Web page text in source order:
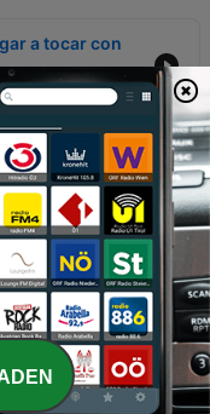
a tocar con